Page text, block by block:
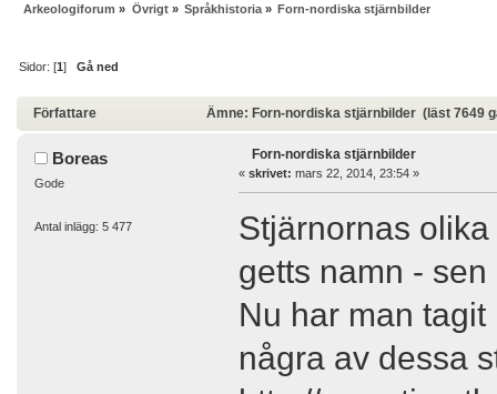
Arkeologiforum » Övrigt» Språkhistoria» Forn-nordiska stjärnbilder
Sidor: [1]Gå ned
Författare Ämne: Forn-nordiska stjärnbilder (läst 7649
Boreas
Gode
Antal inlägg: 5 477
Forn-nordiska stjärnbilder
« skrivet: mars 22, 2014, 23:54 »
Stjärnornas
getts namn -
Nu har man
några av dessa